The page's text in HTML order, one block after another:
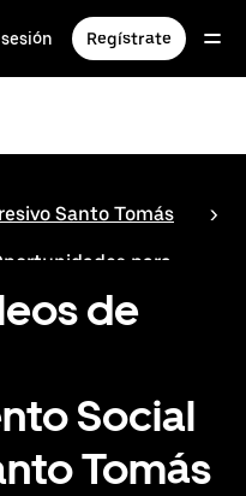
Regístrate
Santo Tomás
>
para
de
Social
Tomás